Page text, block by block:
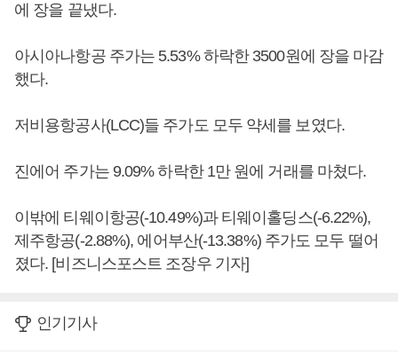
에 장을 끝냈다.
아시아나항공 주가는 5.53% 하락한 3500원에 장을 마감
했다.
저비용항공사(LCC)들 주가도 모두 약세를 보였다.
진에어 주가는 9.09% 하락한 1만 원에 거래를 마쳤다.
이밖에 티웨이항공(-10.49%)과 티웨이홀딩스(-6.22%),
제주항공(-2.88%), 에어부산(-13.38%) 주가도 모두 떨어
졌다. [비즈니스포스트 조장우 기자]
인기기사